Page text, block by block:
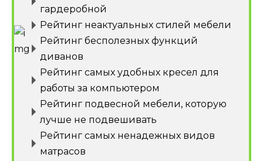
гардеробной
Рейтинг неактуальных стилей мебели
Рейтинг бесполезных функций
диванов
Рейтинг самых удобных кресел для
работы за компьютером
Рейтинг подвесной мебели, которую
лучше не подвешивать
Рейтинг самых ненадежных видов
матрасов